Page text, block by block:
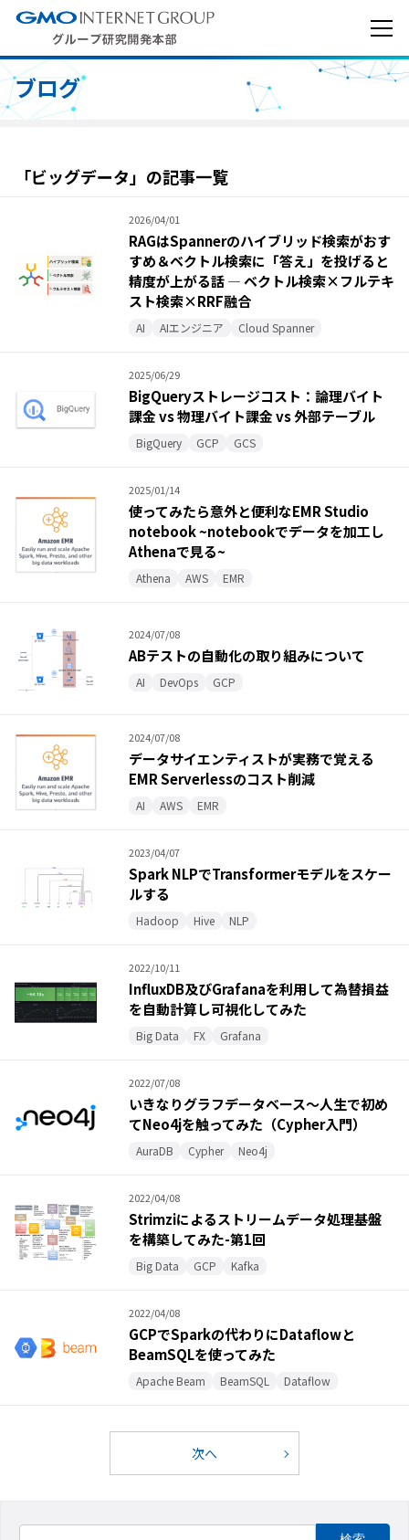
ブログ
「ビッグデータ」の記事一覧
2026/04/01
RAGはSpannerのハイブリッド検索がおす
すめ＆ベクトル検索に「答え」を投げると
精度が上がる話 — ベクトル検索×フルテキ
スト検索×RRF融合
AI AIエンジニア Cloud Spanner
2025/06/29
BigQueryストレージコスト：論理バイト
課金 vs 物理バイト課金 vs 外部テーブル
BigQuery GCP GCS
2025/01/14
使ってみたら意外と便利なEMR Studio
notebook ~notebookでデータを加工し
Athenaで見る~
Athena AWS EMR
2024/07/08
ABテストの自動化の取り組みについて
AI DevOps GCP
2024/07/08
データサイエンティストが実務で覚える
EMR Serverlessのコスト削減
AI AWS EMR
2023/04/07
Spark NLPでTransformerモデルをスケー
ルする
Hadoop Hive NLP
2022/10/11
InfluxDB及びGrafanaを利用して為替損益
を自動計算し可視化してみた
Big Data FX Grafana
2022/07/08
いきなりグラフデータベース～人生で初め
てNeo4jを触ってみた（Cypher入門）
AuraDB Cypher Neo4j
2022/04/08
Strimziによるストリームデータ処理基盤
を構築してみた-第1回
Big Data GCP Kafka
2022/04/08
GCPでSparkの代わりにDataflowと
BeamSQLを使ってみた
Apache Beam BeamSQL Dataflow
次へ